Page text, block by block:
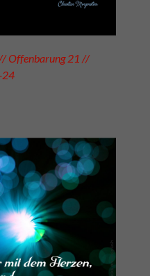
Offenbarung 21 //
24